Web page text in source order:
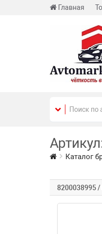
Главная
Каталог
8200038995 /